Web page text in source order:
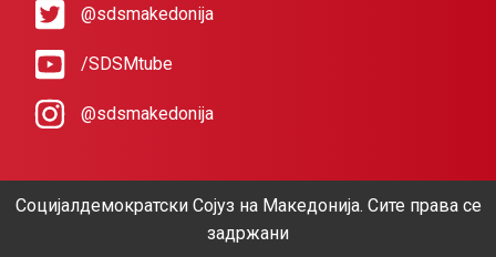
@sdsmakedonija
/SDSMtube
@sdsmakedonija
Социјалдемократски Сојуз на Македонија. Сите права се
задржани